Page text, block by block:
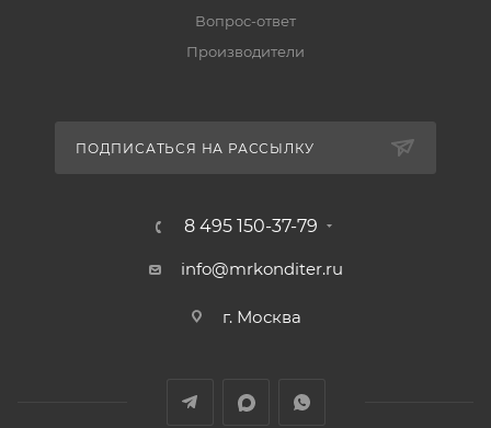
Вопрос-ответ
Производители
ПОДПИСАТЬСЯ НА РАССЫЛКУ
8 495 150-37-79
info@mrkonditer.ru
г. Москва